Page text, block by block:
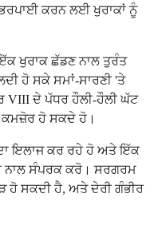
ਕਰਨ ਲਈ ਖੁਰਾਕਾਂ ਨੂੰ
ਖੁਰਾਕ ਛੱਡਣ ਨਾਲ ਤੁਰੰਤ
ਹੋ ਸਕੇ ਸਮਾਂ-ਸਾਰਣੀ 'ਤੇ
VIII ਦੇ ਪੱਧਰ ਹੌਲੀ-ਹੌਲੀ ਘੱਟ
ਕਮਜ਼ੋਰ ਹੋ ਸਕਦੇ ਹੋ।
ਇਲਾਜ ਕਰ ਰਹੇ ਹੋ ਅਤੇ ਇੱਕ
ਨਾਲ ਸੰਪਰਕ ਕਰੋ। ਸਰਗਰਮ
ਹੋ ਸਕਦੀ ਹੈ, ਅਤੇ ਦੇਰੀ ਗੰਭੀਰ